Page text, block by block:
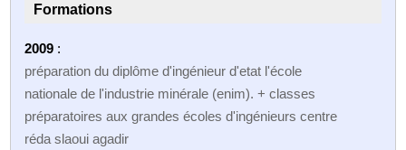
Formations
2009 :
préparation du diplôme d'ingénieur d'etat l'école
nationale de l'industrie minérale (enim). + classes
préparatoires aux grandes écoles d'ingénieurs centre
réda slaoui agadir